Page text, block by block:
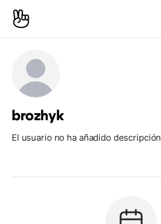
brozhyk
El usuario no ha añadido descripción